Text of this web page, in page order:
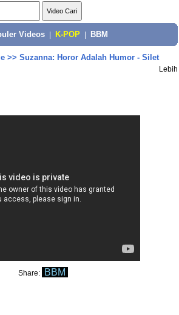
Videos K-POP BBM
>> Suzanna: Horor Adalah Humor - Silet
Lebih
Share: BBM